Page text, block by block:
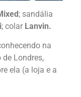
; sandália
; colar Lanvin.
na
Londres,
ela (a loja e a